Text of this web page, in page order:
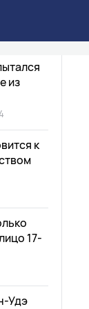
из
к
17-
Удэ